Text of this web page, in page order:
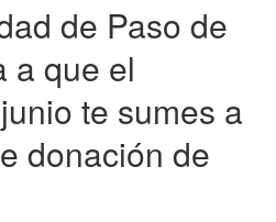
de Paso de
a que el
te sumes a
donación de